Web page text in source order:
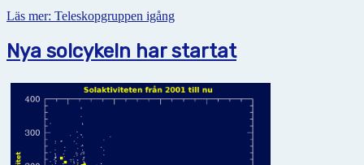
Läs mer: Teleskopgruppen igång
Nya solcykeln har startat